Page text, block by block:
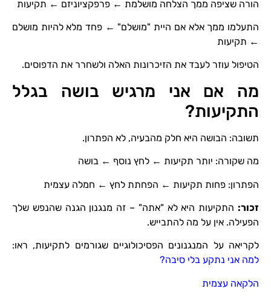
הורה שציפה ממך הצלחה מושלמת ← פרפקציוניזם ← תקיעות
התעלמו ממך אלא אם היית "מושלם" ← פחד מלא להיות מושלם
← תקיעות
הטיפול עוזר לעבד את הזיכרונות האלה ולשחרר את הדפוסים.
מה אם אני מרגיש בושה בגלל
התקיעות?
תשובה: הבושה היא חלק מהבעיה, לא הפתרון.
מה שקורה: יותר תקיעות ← לחץ נוסף ← בושה
הפתרון: פחות תקיעות ← הפחתת לחץ ← חמלה עצמית
זכור: התקיעות היא לא "אתה" – זה מנגנון הגנה שהנפש שלך
הפעילה. אין על מה להתבייש.
לקריאה על המנגנונים הפסיכולוגיים שגורמים לתקיעות, ראו:
למה אני נתקע בלי סיבה?
הלקאה עצמית